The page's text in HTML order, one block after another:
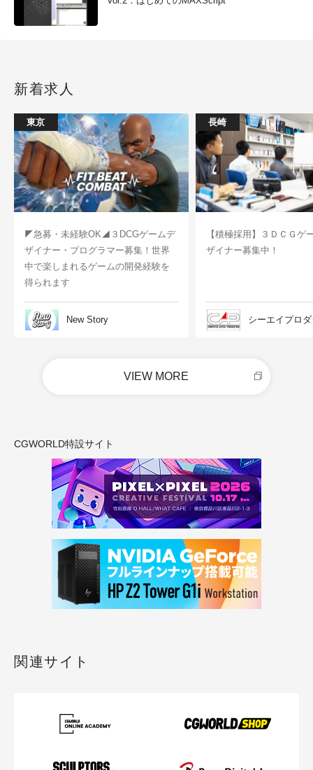
新着求人
東京
◤急募・未経験OK◢３DCGゲームデ
ザイナー・プログラマー募集！世界
中で楽しまれるゲームの開発経験を
得られます
New Story
長崎
【積極採用】３ＤＣＧゲ
ザイナー募集中！
シーエイプロ
VIEW MORE
CGWORLD特設サイト
関連サイト